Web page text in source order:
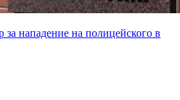
нападение на полицейского в